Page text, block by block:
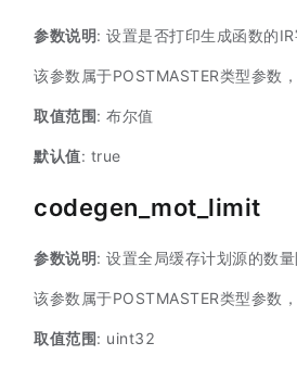
参数说明: 设置是否打印生成函数的
该参数属于POSTMASTER类型参数
取值范围: 布尔值
默认值: true
codegen_mot_limit
参数说明: 设置全局缓存计划源的数
该参数属于POSTMASTER类型参数
取值范围: uint32